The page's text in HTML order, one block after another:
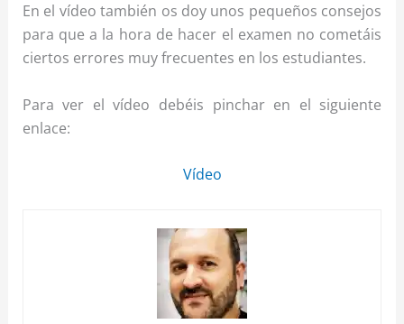
En el vídeo también os doy unos pequeños consejos
para que a la hora de hacer el examen no cometáis
ciertos errores muy frecuentes en los estudiantes.
Para ver el vídeo debéis pinchar en el siguiente
enlace:
Vídeo